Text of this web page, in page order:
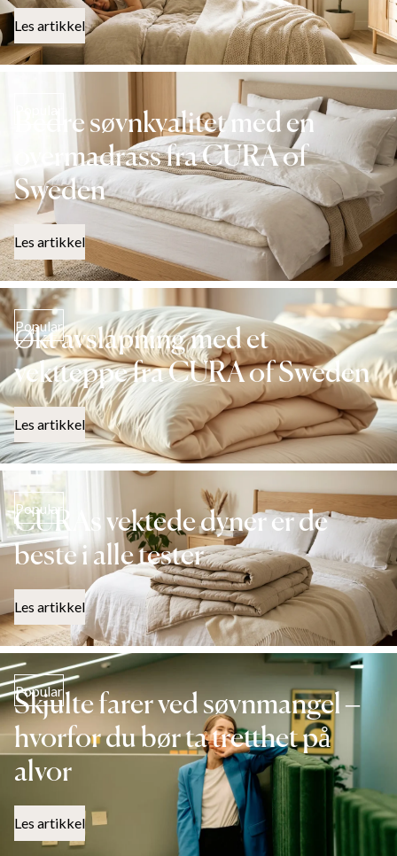
Les artikkel
Bedre søvnkvalitet med en
overmadrass fra CURA of
Sweden
Les artikkel
Popular
Økt avslapning med et
vektteppe fra CURA of Sweden
Les artikkel
Popular
CURAs vektede dyner er de
beste i alle tester
Les artikkel
Popular
Skjulte farer ved søvnmangel –
hvorfor du bør ta tretthet på
alvor
Les artikkel